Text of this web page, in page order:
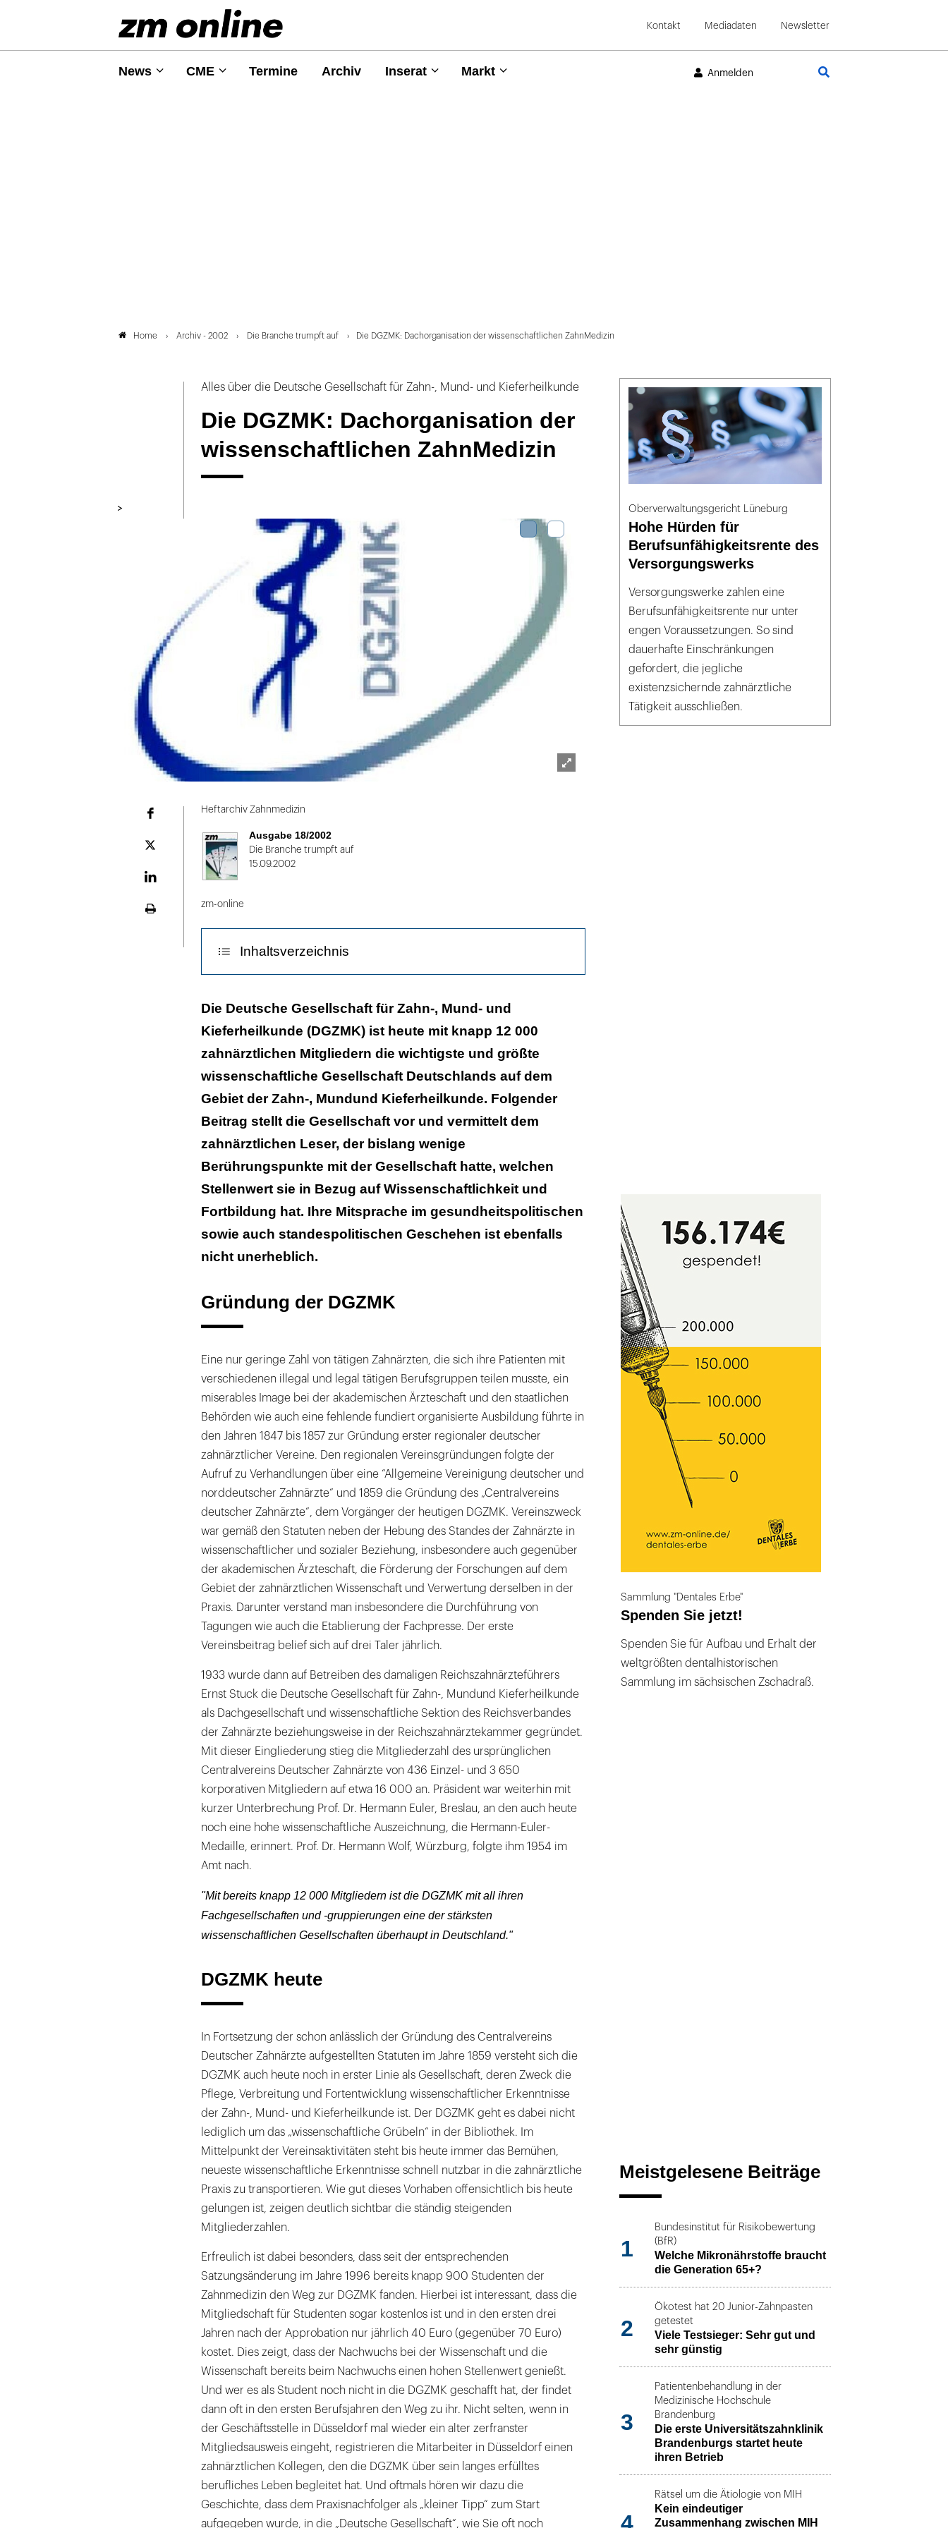
Kontakt Mediadaten Newsletter
News CME Termine Archiv Inserat Markt Anmelden
Home Archiv - 2002 Die Branche trumpft auf Die DGZMK: Dachorganisation der wissenschaftlichen ZahnMedizin
Alles über die Deutsche Gesellschaft für Zahn-, Mund- und Kieferheilkunde
Die DGZMK: Dachorganisation der
wissenschaftlichen ZahnMedizin
>
Plattform
Heftarchiv Zahnmedizin
Ausgabe 18/2002
Die Branche trumpft auf
15.09.2002
zm-online
Inhaltsverzeichnis
Gründung der DGZMK
DGZMK heute
Fachgesellschaften
Korporative Gesellschaften
Assoziierte Gesellschaften
Neue Satzung seit 2000
Internetauftritt
APW: die dritte Säule
Die Deutsche Gesellschaft für Zahn-, Mund- und
Kieferheilkunde (DGZMK) ist heute mit knapp 12 000
zahnärztlichen Mitgliedern die wichtigste und größte
wissenschaftliche Gesellschaft Deutschlands auf dem
Gebiet der Zahn-, Mundund Kieferheilkunde. Folgender
Beitrag stellt die Gesellschaft vor und vermittelt dem
zahnärztlichen Leser, der bislang wenige
Berührungspunkte mit der Gesellschaft hatte, welchen
Stellenwert sie in Bezug auf Wissenschaftlichkeit und
Fortbildung hat. Ihre Mitsprache im gesundheitspolitischen
sowie auch standespolitischen Geschehen ist ebenfalls
nicht unerheblich.
Gründung der DGZMK
Eine nur geringe Zahl von tätigen Zahnärzten, die sich ihre Patienten mit
verschiedenen illegal und legal tätigen Berufsgruppen teilen musste, ein
miserables Image bei der akademischen Ärzteschaft und den staatlichen
Behörden wie auch eine fehlende fundiert organisierte Ausbildung führte in
den Jahren 1847 bis 1857 zur Gründung erster regionaler deutscher
zahnärztlicher Vereine. Den regionalen Vereinsgründungen folgte der
Aufruf zu Verhandlungen über eine “Allgemeine Vereinigung deutscher und
norddeutscher Zahnärzte“ und 1859 die Gründung des „Centralvereins
deutscher Zahnärzte“, dem Vorgänger der heutigen DGZMK. Vereinszweck
war gemäß den Statuten neben der Hebung des Standes der Zahnärzte in
wissenschaftlicher und sozialer Beziehung, insbesondere auch gegenüber
der akademischen Ärzteschaft, die Förderung der Forschungen auf dem
Gebiet der zahnärztlichen Wissenschaft und Verwertung derselben in der
Praxis. Darunter verstand man insbesondere die Durchführung von
Tagungen wie auch die Etablierung der Fachpresse. Der erste
Vereinsbeitrag belief sich auf drei Taler jährlich.
1933 wurde dann auf Betreiben des damaligen Reichszahnärzteführers
Ernst Stuck die Deutsche Gesellschaft für Zahn-, Mundund Kieferheilkunde
als Dachgesellschaft und wissenschaftliche Sektion des Reichsverbandes
der Zahnärzte beziehungsweise in der Reichszahnärztekammer gegründet.
Mit dieser Eingliederung stieg die Mitgliederzahl des ursprünglichen
Centralvereins Deutscher Zahnärzte von 436 Einzel- und 3 650
korporativen Mitgliedern auf etwa 16 000 an. Präsident war weiterhin mit
kurzer Unterbrechung Prof. Dr. Hermann Euler, Breslau, an den auch heute
noch eine hohe wissenschaftliche Auszeichnung, die Hermann-Euler-
Medaille, erinnert. Prof. Dr. Hermann Wolf, Würzburg, folgte ihm 1954 im
Amt nach.
"Mit bereits knapp 12 000 Mitgliedern ist die DGZMK mit all ihren
Fachgesellschaften und -gruppierungen eine der stärksten
wissenschaftlichen Gesellschaften überhaupt in Deutschland."
DGZMK heute
In Fortsetzung der schon anlässlich der Gründung des Centralvereins
Deutscher Zahnärzte aufgestellten Statuten im Jahre 1859 versteht sich die
DGZMK auch heute noch in erster Linie als Gesellschaft, deren Zweck die
Pflege, Verbreitung und Fortentwicklung wissenschaftlicher Erkenntnisse
der Zahn-, Mund- und Kieferheilkunde ist. Der DGZMK geht es dabei nicht
lediglich um das „wissenschaftliche Grübeln“ in der Bibliothek. Im
Mittelpunkt der Vereinsaktivitäten steht bis heute immer das Bemühen,
neueste wissenschaftliche Erkenntnisse schnell nutzbar in die zahnärztliche
Praxis zu transportieren. Wie gut dieses Vorhaben offensichtlich bis heute
gelungen ist, zeigen deutlich sichtbar die ständig steigenden
Mitgliederzahlen.
Erfreulich ist dabei besonders, dass seit der entsprechenden
Satzungsänderung im Jahre 1996 bereits knapp 900 Studenten der
Zahnmedizin den Weg zur DGZMK fanden. Hierbei ist interessant, dass die
Mitgliedschaft für Studenten sogar kostenlos ist und in den ersten drei
Jahren nach der Approbation nur jährlich 40 Euro (gegenüber 70 Euro)
kostet. Dies zeigt, dass der Nachwuchs bei der Wissenschaft und die
Wissenschaft bereits beim Nachwuchs einen hohen Stellenwert genießt.
Und wer es als Student noch nicht in die DGZMK geschafft hat, der findet
dann oft in den ersten Berufsjahren den Weg zu ihr. Nicht selten, wenn in
der Geschäftsstelle in Düsseldorf mal wieder ein alter zerfranster
Mitgliedsausweis eingeht, registrieren die Mitarbeiter in Düsseldorf einen
zahnärztlichen Kollegen, den die DGZMK über sein langes erfülltes
berufliches Leben begleitet hat. Und oftmals hören wir dazu die
Geschichte, dass dem Praxisnachfolger als „kleiner Tipp“ zum Start
aufgegeben wurde, in die „Deutsche Gesellschaft“, wie Sie oft noch
Oberverwaltungsgericht Lüneburg
Hohe Hürden für
Berufsunfähigkeitsrente des
Versorgungswerks
Versorgungswerke zahlen eine
Berufsunfähigkeitsrente nur unter
engen Voraussetzungen. So sind
dauerhafte Einschränkungen
gefordert, die jegliche
existenzsichernde zahnärztliche
Tätigkeit ausschließen.
Sammlung "Dentales Erbe"
Spenden Sie jetzt!
Spenden Sie für Aufbau und Erhalt der
weltgrößten dentalhistorischen
Sammlung im sächsischen Zschadraß.
Meistgelesene Beiträge
1
Bundesinstitut für Risikobewertung
(BfR)
Welche Mikronährstoffe braucht
die Generation 65+?
2
Ökotest hat 20 Junior-Zahnpasten
getestet
Viele Testsieger: Sehr gut und
sehr günstig
3
Patientenbehandlung in der
Medizinische Hochschule
Brandenburg
Die erste Universitätszahnklinik
Brandenburgs startet heute
ihren Betrieb
4
Rätsel um die Ätiologie von MIH
Kein eindeutiger
Zusammenhang zwischen MIH